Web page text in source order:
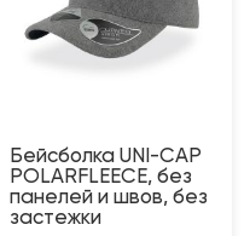
Бейсболка UNI-CAP
POLARFLEECE, без
панелей и швов, без
застежки